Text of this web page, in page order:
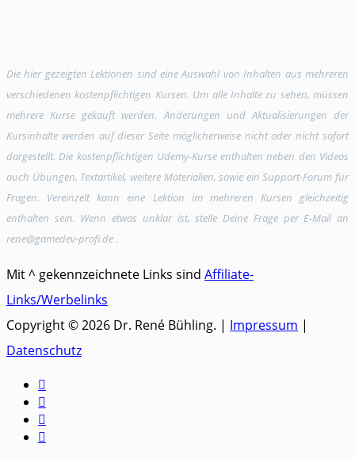
Die hier gezeigten Lektionen sind eine Auswahl von Inhalten aus mehreren
verschiedenen kostenpflichtigen Kursen. Um alle Inhalte zu sehen, müssen
mehrere Kurse gekauft werden. Änderungen und Aktualisierungen der
Kursinhalte werden auf dieser Seite möglicherweise nicht oder nicht sofort
dargestellt. Die kostenpflichtigen Udemy-Kurse enthalten neben den Videos
auch Übungen, Textartikel, weitere Materialien, sowie ein Support-Forum für
Fragen. Vereinzelt kann eine Lektion im mehreren Kursen gleichzeitig
enthalten sein. Wenn etwas unklar ist, stelle Deine Frage per E-Mail an
rene@gamedev-profi.de .
Mit ^ gekennzeichnete Links sind Affiliate-
Links/Werbelinks
Copyright © 2026 Dr. René Bühling. | Impressum |
Datenschutz



